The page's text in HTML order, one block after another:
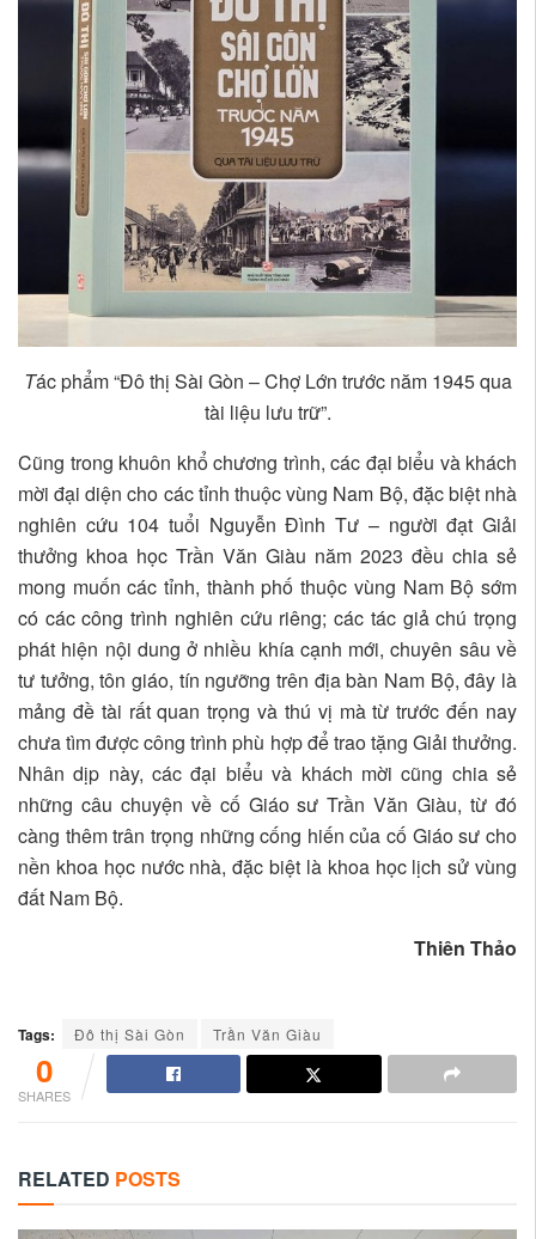
Tác phẩm “Đô thị Sài Gòn – Chợ Lớn trước năm 1945 qua
tài liệu lưu trữ”.
Cũng trong khuôn khổ chương trình, các đại biểu và khách
mời đại diện cho các tỉnh thuộc vùng Nam Bộ, đặc biệt nhà
nghiên cứu 104 tuổi Nguyễn Đình Tư – người đạt Giải
thưởng khoa học Trần Văn Giàu năm 2023 đều chia sẻ
mong muốn các tỉnh, thành phố thuộc vùng Nam Bộ sớm
có các công trình nghiên cứu riêng; các tác giả chú trọng
phát hiện nội dung ở nhiều khía cạnh mới, chuyên sâu về
tư tưởng, tôn giáo, tín ngưỡng trên địa bàn Nam Bộ, đây là
mảng đề tài rất quan trọng và thú vị mà từ trước đến nay
chưa tìm được công trình phù hợp để trao tặng Giải thưởng.
Nhân dịp này, các đại biểu và khách mời cũng chia sẻ
những câu chuyện về cố Giáo sư Trần Văn Giàu, từ đó
càng thêm trân trọng những cống hiến của cố Giáo sư cho
nền khoa học nước nhà, đặc biệt là khoa học lịch sử vùng
đất Nam Bộ.
Thiên Thảo
Tags: Đô thị Sài Gòn Trần Văn Giàu
0
SHARES
RELATED POSTS